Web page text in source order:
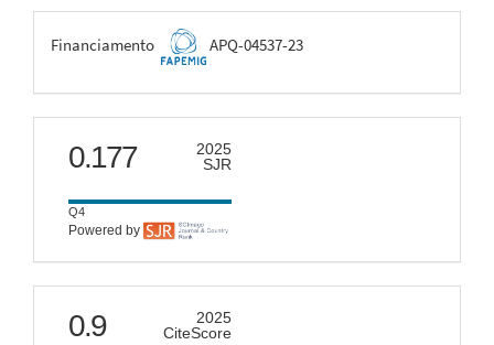
FAPEMIG
Financiamento APQ-04537-23
scimago
0.177
2025
SJR
Q4
Powered by
citescore
0.9
2025
CiteScore